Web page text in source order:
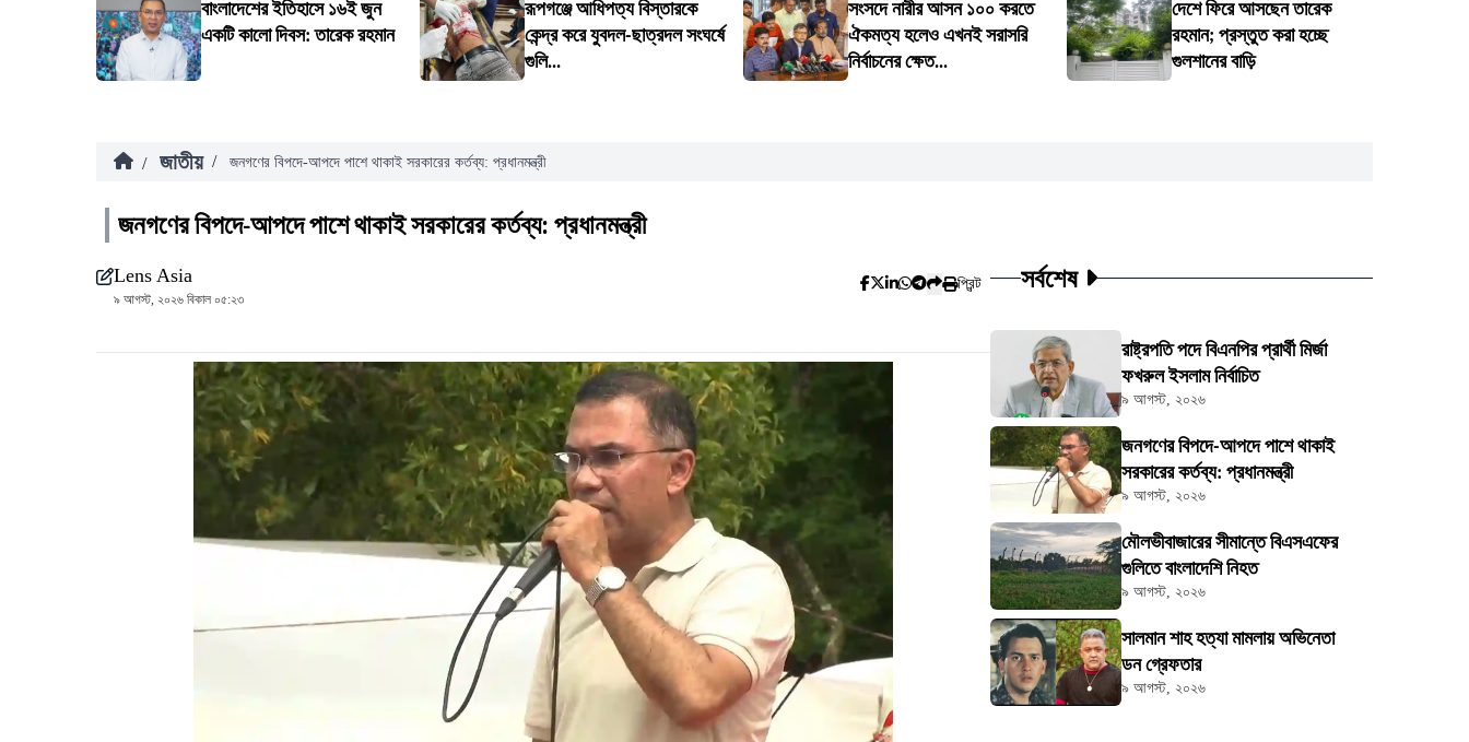
বাংলাদেশের ইতিহাসে ১৬ই জুন
একটি কালো দিবস: তারেক রহমান
রূপগঞ্জে আধিপত্য বিস্তারকে
কেন্দ্র করে যুবদল-ছাত্রদল সংঘর্ষে
গুলি...
সংসদে নারীর আসন ১০০ করতে
ঐকমত্য হলেও এখনই সরাসরি
নির্বাচনের ক্ষেত...
দেশে ফিরে আসছেন তারেক
রহমান; প্রস্তুত করা হচ্ছে
গুলশানের বাড়ি
/ জাতীয় / জনগণের বিপদে-আপদে পাশে থাকাই সরকারের কর্তব্য: প্রধানমন্ত্রী
জনগণের বিপদে-আপদে পাশে থাকাই সরকারের কর্তব্য: প্রধানমন্ত্রী
Lens Asia
৯ আগস্ট, ২০২৬ বিকাল ০৫:২৩
প্রিন্ট সর্বশেষ
রাষ্ট্রপতি পদে বিএনপির প্রার্থী মির্জা
ফখরুল ইসলাম নির্বাচিত
৯ আগস্ট, ২০২৬
জনগণের বিপদে-আপদে পাশে থাকাই
সরকারের কর্তব্য: প্রধানমন্ত্রী
৯ আগস্ট, ২০২৬
মৌলভীবাজারের সীমান্তে বিএসএফের
গুলিতে বাংলাদেশি নিহত
৯ আগস্ট, ২০২৬
সালমান শাহ হত্যা মামলায় অভিনেতা
ডন গ্রেফতার
৯ আগস্ট, ২০২৬